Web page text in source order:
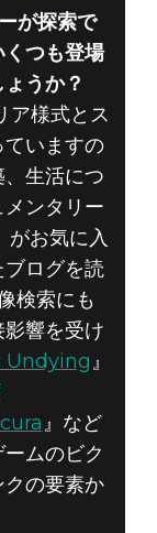
が探索で
つも登場
うか？
ア様式とス
いますの
生活につ
ンタリー
がお気に入
ブログを読
検索にも
響を受け
Undying』
』など
ムのビク
クの要素か